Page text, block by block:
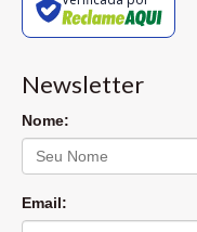
Newsletter
Nome:
Email: